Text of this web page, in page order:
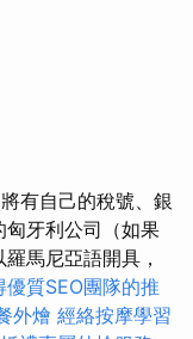
有自己的稅號、銀
牙利公司（如果
馬尼亞語開具，
優質SEO團隊的推
外燴 經絡按摩學習